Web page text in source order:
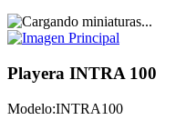
Playera INTRA 100
Modelo:INTRA100